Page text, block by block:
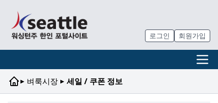
로그인 회원가입
▸ 벼룩시장 ▸ 세일 / 쿠폰 정보